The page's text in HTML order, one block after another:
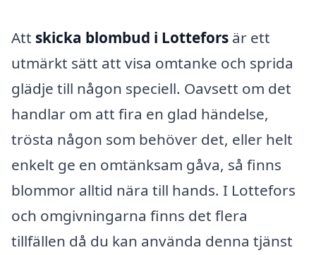
Att skicka blombud i Lottefors är ett
utmärkt sätt att visa omtanke och sprida
glädje till någon speciell. Oavsett om det
handlar om att fira en glad händelse,
trösta någon som behöver det, eller helt
enkelt ge en omtänksam gåva, så finns
blommor alltid nära till hands. I Lottefors
och omgivningarna finns det flera
tillfällen då du kan använda denna tjänst